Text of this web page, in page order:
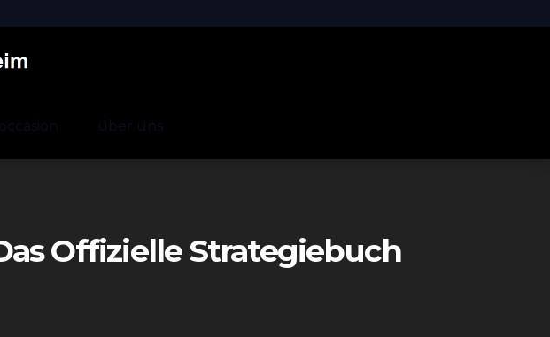
occasion über uns
Offizielle Strategiebuch